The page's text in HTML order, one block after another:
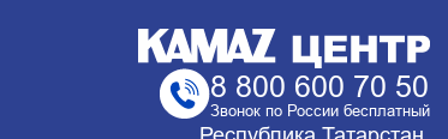
8 800 600 70 50
Звонок по России бесплатный